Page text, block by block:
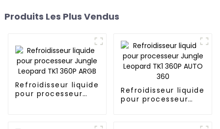
Produits Les Plus Vendus
Refroidisseur liquide
pour processeur
Refroidisseur liquide
pour processeur